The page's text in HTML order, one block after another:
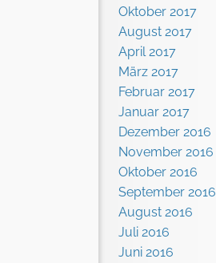
Oktober 2017
August 2017
April 2017
März 2017
Februar 2017
Januar 2017
Dezember 2016
November 2016
Oktober 2016
September 2016
August 2016
Juli 2016
Juni 2016